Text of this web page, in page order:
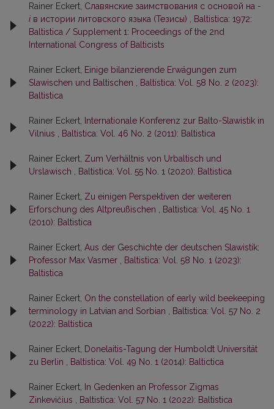
Rainer Eckert, Славянские заимствования с основой на -
i в истории литовского языка (Тезисы)
Baltistica: 1972:
Baltistica / Supplement 1: Proceedings of the 2nd
International Congress of Balticists
Rainer Eckert, Einige bilanzierende Erwägungen zum
Slawischen und Baltischen
Baltistica: Vol. 58 No. 2 (2023):
Baltistica
Rainer Eckert,
Internationale Konferenz zur Balto-Slawistik in
Vilnius
Baltistica: Vol. 46 No. 2 (2011): Baltistica
Rainer Eckert, Zum Verhältnis von Urbaltisch und
Urslawisch
Baltistica: Vol. 55 No. 1 (2020): Baltistica
Rainer Eckert, Zu einigen Perspektiven der weiteren
Erforschung des Altpreußischen
Baltistica: Vol. 45 No. 1
(2010): Baltistica
Rainer Eckert, Aus der Geschichte der deutschen Slawistik:
Professor Max Vasmer
Baltistica: Vol. 58 No. 1 (2023):
Baltistica
Rainer Eckert, On the constellation of early wild beekeeping
terminology in Latvian and Sorbian
Baltistica: Vol. 57 No. 2
(2022): Baltistica
Rainer Eckert, Donelaitis-Tagung der Humboldt Universität
zu Berlin
Baltistica: Vol. 49 No. 1 (2014): Baltictica
Rainer Eckert,
In Gedenken an Professor Zigmas
Zinkevičius
Baltistica: Vol. 57 No. 1 (2022): Baltistica